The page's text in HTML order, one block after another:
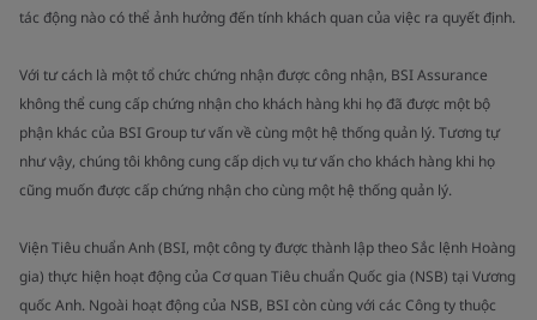
tác động nào có thể ảnh hưởng đến tính khách quan của việc ra quyết định.
Với tư cách là một tổ chức chứng nhận được công nhận, BSI Assurance
không thể cung cấp chứng nhận cho khách hàng khi họ đã được một bộ
phận khác của BSI Group tư vấn về cùng một hệ thống quản lý. Tương tự
như vậy, chúng tôi không cung cấp dịch vụ tư vấn cho khách hàng khi họ
cũng muốn được cấp chứng nhận cho cùng một hệ thống quản lý.
Viện Tiêu chuẩn Anh (BSI, một công ty được thành lập theo Sắc lệnh Hoàng
gia) thực hiện hoạt động của Cơ quan Tiêu chuẩn Quốc gia (NSB) tại Vương
quốc Anh. Ngoài hoạt động của NSB, BSI còn cùng với các Công ty thuộc